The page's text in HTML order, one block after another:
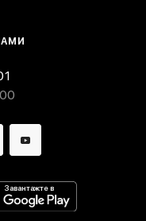
Завантажте в